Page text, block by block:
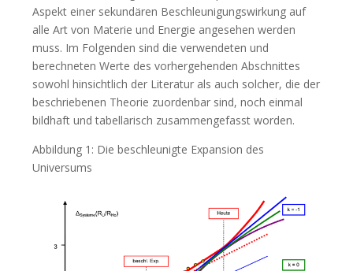
Aspekt einer sekundären Beschleunigungswirkung auf
alle Art von Materie und Energie angesehen werden
muss. Im Folgenden sind die verwendeten und
berechneten Werte des vorhergehenden Abschnittes
sowohl hinsichtlich der Literatur als auch solcher, die der
beschriebenen Theorie zuordenbar sind, noch einmal
bildhaft und tabellarisch zusammengefasst worden.
Abbildung 1: Die beschleunigte Expansion des
Universums